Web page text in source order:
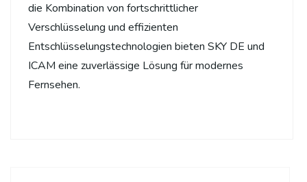
die Kombination von fortschrittlicher
Verschlüsselung und effizienten
Entschlüsselungstechnologien bieten SKY DE und
ICAM eine zuverlässige Lösung für modernes
Fernsehen.